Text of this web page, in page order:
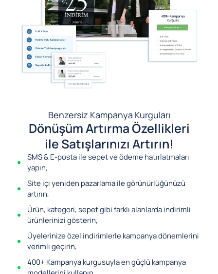
Benzersiz Kampanya Kurguları
Dönüşüm Artırma Özellikleri
ile Satışlarınızı Artırın!
SMS & E-posta ile sepet ve ödeme hatırlatmaları
yapın,
Site içi yeniden pazarlama ile görünürlüğünüzü
artırın,
Ürün, kategori, sepet gibi farklı alanlarda indirimli
ürünlerinizi gösterin,
Üyelerinize özel indirimlerle kampanya dönemlerini
verimli geçirin,
400+ Kampanya kurgusuyla en güçlü kampanya